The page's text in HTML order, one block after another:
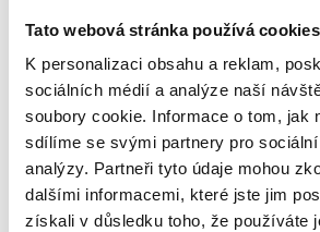
Tato webová stránka používá cookies
K personalizaci obsahu a reklam,
sociálních médií a analýze naší
soubory cookie. Informace o tom, jak
sdílíme se svými partnery pro
analýzy. Partneři tyto údaje mohou
dalšími informacemi, které jste jim
získali v důsledku toho, že používáte
UniCredit Bank od
hypotéky, zatímco
prodloužila slevu do